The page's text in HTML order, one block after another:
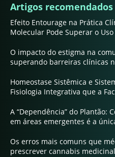
Artigos recomendados
Efeito Entourage na Prática
Molecular Pode Superar o
O impacto do estigma na
superando barreiras clínicas
Homeostase Sistêmica e
Fisiologia Integrativa que a
A “Dependência” do Plantão:
em áreas emergentes é a
Os erros mais comuns que
prescrever cannabis medicinal